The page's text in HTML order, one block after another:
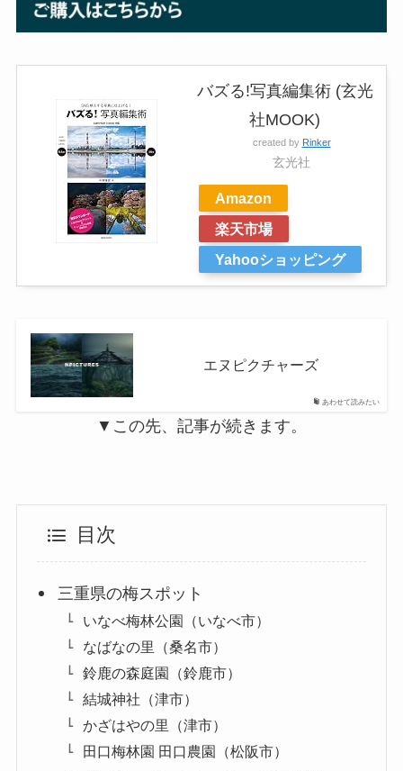
バズる!写真編集術 (玄光
社MOOK)
created by Rinker
玄光社
Amazon
楽天市場
Yahooショッピング
あわせて読みたい
エヌピクチャーズ
▼この先、記事が続きます。
目次
三重県の梅スポット
いなべ梅林公園（いなべ市）
なばなの里（桑名市）
鈴鹿の森庭園（鈴鹿市）
結城神社（津市）
かざはやの里（津市）
田口梅林園 田口農園（松阪市）